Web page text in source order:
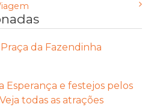
da Fazendinha
Esperança e festejos pelos
todas as atrações